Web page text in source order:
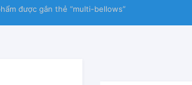
được gắn thẻ “multi-bellows”